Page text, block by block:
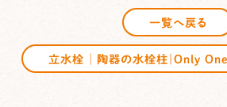
一覧へ戻る